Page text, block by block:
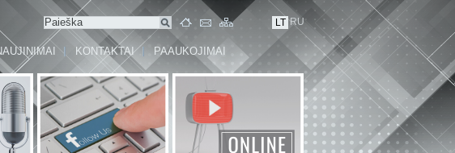
LT RU
KONTAKTAI PAAUKOJIMAI